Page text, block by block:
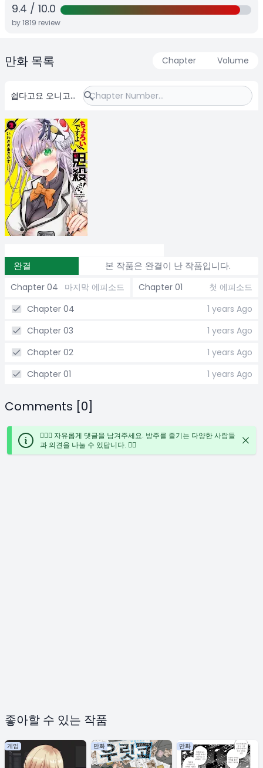
9.4 / 10.0
by1819 review
만화 목록 Chapter Volume
쉽다고요 오니고로
완결 본 작품은 완결이 난 작품입니다.
Chapter 04 마지막 에피소드 Chapter 01
첫 에피소드
Chapter 04
1 years Ago
Chapter 03
1 years Ago
Chapter 02
1 years Ago
Chapter 01
1 years Ago
좋아할 수 있는 작품
게임 만화 만화
Comments [0]
🙋🏻‍♀️ 자유롭게 댓글을 남겨주세요. 방주를 즐기는 다양한 사람들
과 의견을 나눌 수 있답니다. ✍🏻